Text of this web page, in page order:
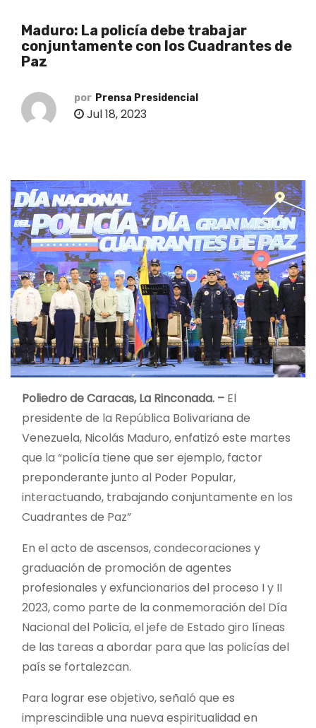
Maduro: La policía debe trabajar
conjuntamente con los Cuadrantes de
Paz
por Prensa Presidencial
Jul 18, 2023
Poliedro de Caracas, La Rinconada. – El
presidente de la República Bolivariana de
Venezuela, Nicolás Maduro, enfatizó este martes
que la “policía tiene que ser ejemplo, factor
preponderante junto al Poder Popular,
interactuando, trabajando conjuntamente en los
Cuadrantes de Paz”
En el acto de ascensos, condecoraciones y
graduación de promoción de agentes
profesionales y exfuncionarios del proceso I y II
2023, como parte de la conmemoración del Día
Nacional del Policía, el jefe de Estado giro líneas
de las tareas a abordar para que las policías del
país se fortalezcan.
Para lograr ese objetivo, señaló que es
imprescindible una nueva espiritualidad en